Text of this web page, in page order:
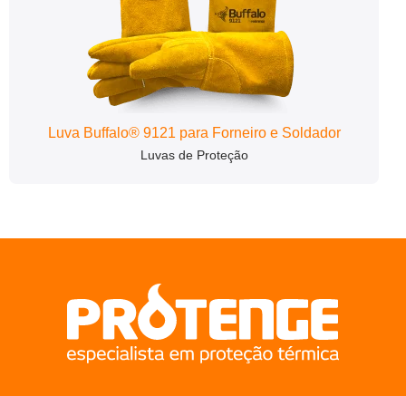
Luva Buffalo® 9121 para Forneiro e Soldador
Luvas de Proteção